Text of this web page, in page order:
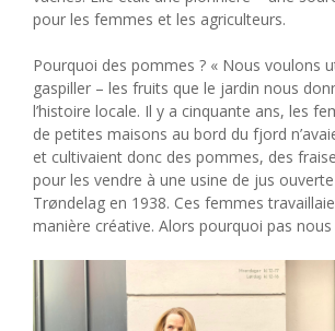
pour les femmes et les agriculteurs.
Pourquoi des pommes ? « Nous voulons
gaspiller – les fruits que le jardin nous
l’histoire locale. Il y a cinquante ans, les
de petites maisons au bord du fjord
et cultivaient donc des pommes, des
pour les vendre à une usine de jus
Trøndelag en 1938. Ces femmes
manière créative. Alors pourquoi pas nous